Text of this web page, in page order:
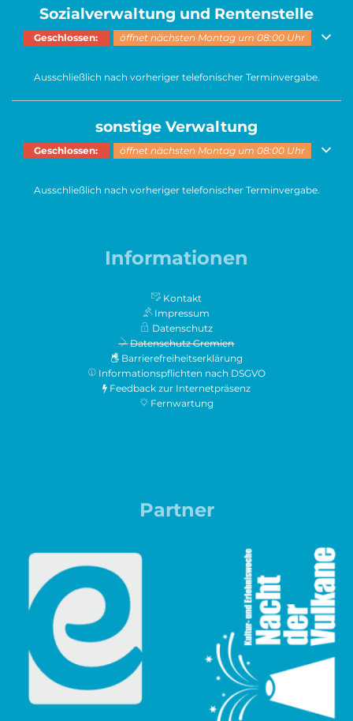
Sozialverwaltung und Rentenstelle
Klicken, um weitere Öffnungs- oder Schließzeiten auszublenden
Geschlossen: öffnet nächsten Montag um 08:00 Uhr
Ausschließlich nach vorheriger telefonischer Terminvergabe.
sonstige Verwaltung
Klicken, um weitere Öffnungs- oder Schließzeiten auszublenden
Geschlossen: öffnet nächsten Montag um 08:00 Uhr
Ausschließlich nach vorheriger telefonischer Terminvergabe.
Informationen
Kontakt
Impressum
Datenschutz
Datenschutz Gremien
Barrierefreiheitserklärung
Informationspflichten nach DSGVO
Feedback zur Internetpräsenz
Fernwartung
Partner